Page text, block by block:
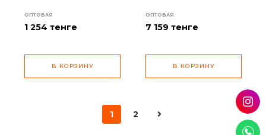
ОПТОВАЯ
1 254 тенге
В КОРЗИНУ
ОПТОВАЯ
7 159 тенге
В КОРЗИНУ
1 2